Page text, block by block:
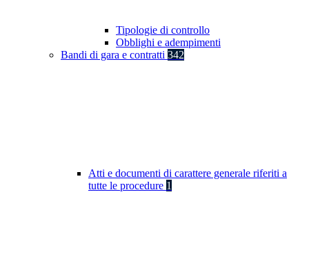
Tipologie di controllo
Obblighi e adempimenti
Bandi di gara e contratti 342
Atti e documenti di carattere generale riferiti a
tutte le procedure 1